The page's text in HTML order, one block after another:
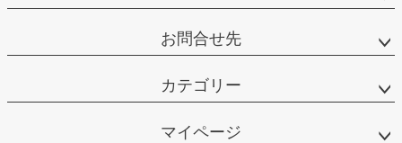
お問合せ先
カテゴリー
マイページ